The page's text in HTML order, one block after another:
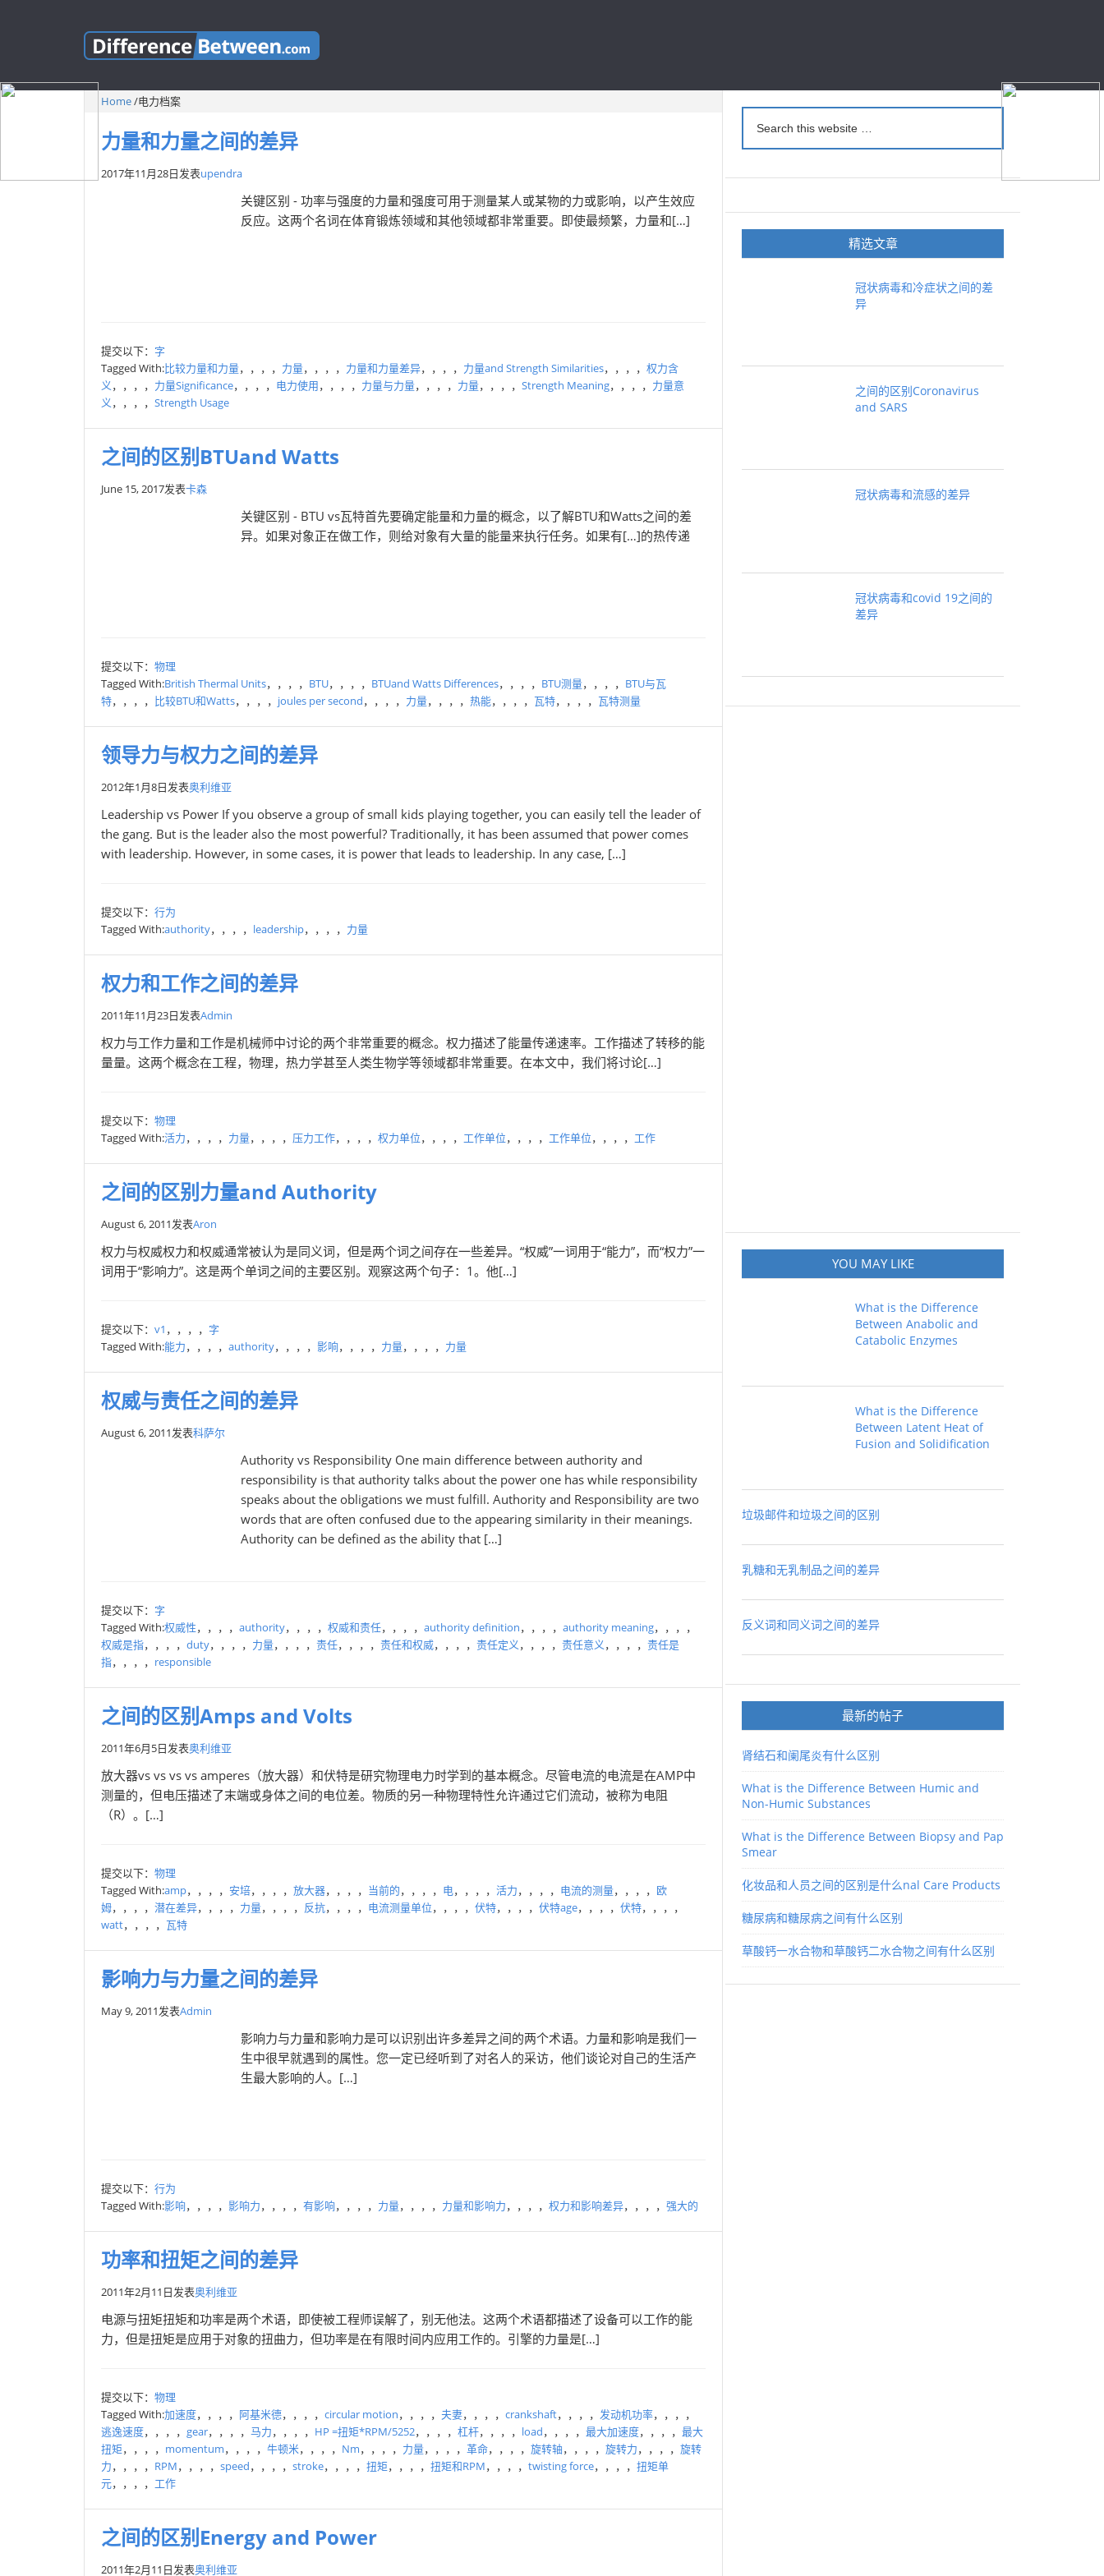
Home/电力档案
力量和力量之间的差异
2017年11月28日发表upendra
关键区别 - 功率与强度的力量和强度可用于测量某人或某物的力或影响，以产生效应
反应。这两个名词在体育锻炼领域和其他领域都非常重要。即使最频繁，力量和[…]
提交以下： 字
Tagged With:比较力量和力量，，，， 力量，，，， 力量和力量差异，，，， 力量and Strength Similarities，，，， 权力含
义，，，， 力量Significance，，，， 电力使用，，，， 力量与力量，，，， 力量，，，， Strength Meaning，，，， 力量意
义，，，， Strength Usage
之间的区别BTUand Watts
June 15, 2017发表卡森
关键区别 - BTU vs瓦特首先要确定能量和力量的概念，以了解BTU和Watts之间的差
异。如果对象正在做工作，则给对象有大量的能量来执行任务。如果有[…]的热传递
提交以下： 物理
Tagged With:British Thermal Units，，，， BTU，，，， BTUand Watts Differences，，，， BTU测量，，，， BTU与瓦
特，，，， 比较BTU和Watts，，，， joules per second，，，， 力量，，，， 热能，，，， 瓦特，，，， 瓦特测量
领导力与权力之间的差异
2012年1月8日发表奥利维亚
Leadership vs Power If you observe a group of small kids playing together, you can easily tell the leader of
the gang. But is the leader also the most powerful? Traditionally, it has been assumed that power comes
with leadership. However, in some cases, it is power that leads to leadership. In any case, […]
提交以下： 行为
Tagged With:authority，，，， leadership，，，， 力量
权力和工作之间的差异
2011年11月23日发表Admin
权力与工作力量和工作是机械师中讨论的两个非常重要的概念。权力描述了能量传递速率。工作描述了转移的能
量量。这两个概念在工程，物理，热力学甚至人类生物学等领域都非常重要。在本文中，我们将讨论[…]
提交以下： 物理
Tagged With:活力，，，， 力量，，，， 压力工作，，，， 权力单位，，，， 工作单位，，，， 工作单位，，，， 工作
之间的区别力量and Authority
August 6, 2011发表Aron
权力与权威权力和权威通常被认为是同义词，但是两个词之间存在一些差异。“权威”一词用于“能力”，而“权力”一
词用于“影响力”。这是两个单词之间的主要区别。观察这两个句子：1。他[…]
提交以下： v1 ，，，， 字
Tagged With:能力，，，， authority，，，， 影响，，，， 力量，，，， 力量
权威与责任之间的差异
August 6, 2011发表科萨尔
Authority vs Responsibility One main difference between authority and
responsibility is that authority talks about the power one has while responsibility
speaks about the obligations we must fulfill. Authority and Responsibility are two
words that are often confused due to the appearing similarity in their meanings.
Authority can be defined as the ability that […]
提交以下： 字
Tagged With:权威性，，，， authority，，，， 权威和责任，，，， authority definition，，，， authority meaning，，，，
权威是指，，，， duty，，，， 力量，，，， 责任，，，， 责任和权威，，，， 责任定义，，，， 责任意义，，，， 责任是
指，，，， responsible
之间的区别Amps and Volts
2011年6月5日发表奥利维亚
放大器vs vs vs vs amperes（放大器）和伏特是研究物理电力时学到的基本概念。尽管电流的电流是在AMP中
测量的，但电压​​描述了末端或身体之间的电位差。物质的另一种物理特性允许通过它们流动，被称为电阻
（R）。[…]
提交以下： 物理
Tagged With:amp，，，， 安培，，，， 放大器，，，， 当前的，，，， 电，，，， 活力，，，， 电流的测量，，，， 欧
姆，，，， 潜在差异，，，， 力量，，，， 反抗，，，， 电流测量单位，，，， 伏特，，，， 伏特age，，，， 伏特，，，，
watt，，，， 瓦特
影响力与力量之间的差异
May 9, 2011发表Admin
影响力与力量和影响力是可以识别出许多差异之间的两个术语。力量和影响是我们一
生中很早就遇到的属性。您一定已经听到了对名人的采访，他们谈论对自己的生活产
生最大影响的人。[…]
提交以下： 行为
Tagged With:影响，，，， 影响力，，，， 有影响，，，， 力量，，，， 力量和影响力，，，， 权力和影响差异，，，， 强大的
功率和扭矩之间的差异
2011年2月11日发表奥利维亚
电源与扭矩扭矩和功率是两个术语，即使被工程师误解了，别无他法。这两个术语都描述了设备可以工作的能
力，但是扭矩是应用于对象的扭曲力，但功率是在有限时间内应用工作的。引擎的力量是[…]
提交以下： 物理
Tagged With:加速度，，，， 阿基米德，，，， circular motion，，，， 夫妻，，，， crankshaft，，，， 发动机功率，，，，
逃逸速度，，，， gear，，，， 马力，，，， HP =扭矩*RPM/5252，，，， 杠杆，，，， load，，，， 最大加速度，，，， 最大
扭矩，，，， momentum，，，， 牛顿米，，，， Nm，，，， 力量，，，， 革命，，，， 旋转轴，，，， 旋转力，，，， 旋转
力，，，， RPM，，，， speed，，，， stroke，，，， 扭矩，，，， 扭矩和RPM，，，， twisting force，，，， 扭矩单
元，，，， 工作
之间的区别Energy and Power
2011年2月11日发表奥利维亚
精选文章
冠状病毒和冷症状之间的差
异
之间的区别Coronavirus
and SARS
冠状病毒和流感的差异
冠状病毒和covid 19之间的
差异
YOU MAY LIKE
What is the Difference
Between Anabolic and
Catabolic Enzymes
What is the Difference
Between Latent Heat of
Fusion and Solidification
垃圾邮件和垃圾之间的区别
乳糖和无乳制品之间的差异
反义词和同义词之间的差异
最新的帖子
肾结石和阑尾炎有什么区别
What is the Difference Between Humic and
Non-Humic Substances
What is the Difference Between Biopsy and Pap
Smear
化妆品和人员之间的区别是什么nal Care Products
糖尿病和糖尿病之间有什么区别
草酸钙一水合物和草酸钙二水合物之间有什么区别